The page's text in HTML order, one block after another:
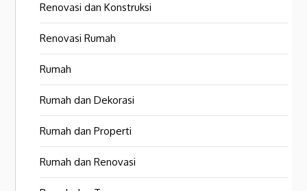
Renovasi dan Konstruksi
Renovasi Rumah
Rumah
Rumah dan Dekorasi
Rumah dan Properti
Rumah dan Renovasi